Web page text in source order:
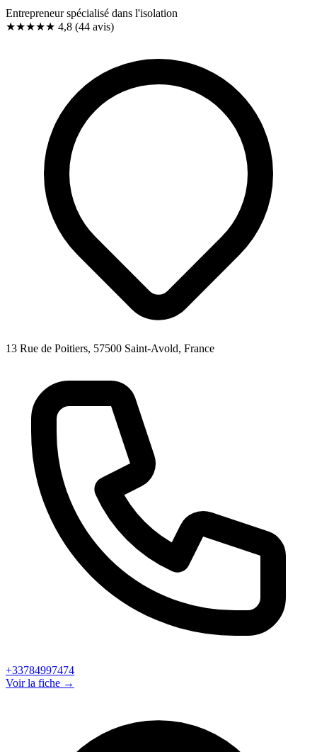
Entrepreneur spécialisé dans l'isolation
★★★★★ 4,8 (44 avis)
13 Rue de Poitiers, 57500 Saint-Avold, France
+33784997474
Voir la fiche →